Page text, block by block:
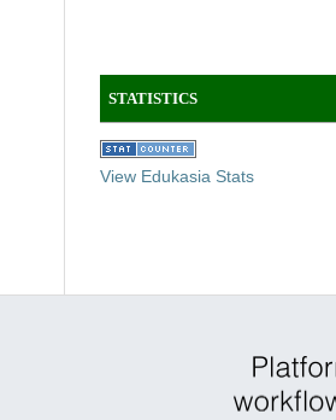
STATISTICS
View Edukasia Stats